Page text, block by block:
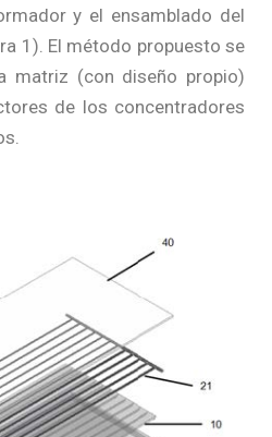
y el ensamblado del
1). El método propuesto se
matriz (con diseño propio)
de los concentradores